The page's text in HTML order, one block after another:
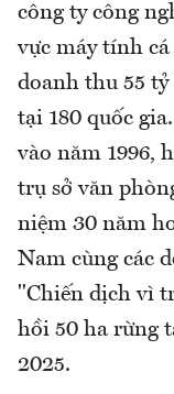
công ty công
vực máy tính
doanh thu 55
tại 180 quốc
vào năm 1996,
trụ sở văn
niệm 30 năm
Nam cùng các
"Chiến dịch vì
hồi 50 ha rừng
2025.